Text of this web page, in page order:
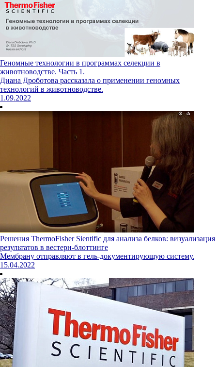
Геномные технологии в программах селекции в
животноводстве. Часть 1.
Диана Дроботова рассказала о применении геномных
технологий в животноводстве.
1.09.2022
Решения ThermoFisher Sientific для анализа белков: визуализация
результатов в вестерн-блоттинге
Мембрану отправляют в гель-документирующую систему.
15.04.2022